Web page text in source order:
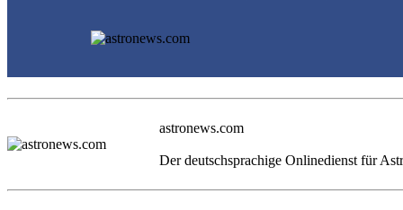
astronews.com
Der deutschsprachige Onlinedienst für